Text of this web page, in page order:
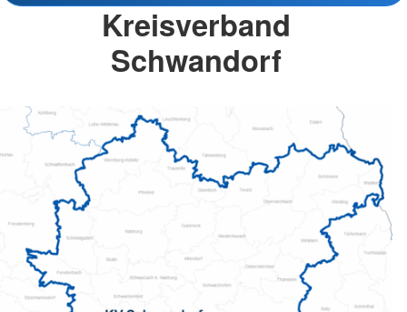
Kreisverband
Schwandorf